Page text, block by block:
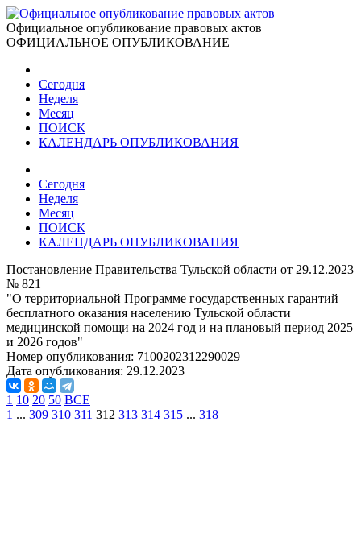
Официальное опубликование правовых актов
ОФИЦИАЛЬНОЕ ОПУБЛИКОВАНИЕ
Сегодня
Неделя
Месяц
ПОИСК
КАЛЕНДАРЬ ОПУБЛИКОВАНИЯ
Сегодня
Неделя
Месяц
ПОИСК
КАЛЕНДАРЬ ОПУБЛИКОВАНИЯ
Постановление Правительства Тульской области от 29.12.2023
№ 821
"О территориальной Программе государственных гарантий
бесплатного оказания населению Тульской области
медицинской помощи на 2024 год и на плановый период 2025
и 2026 годов"
Номер опубликования: 7100202312290029
Дата опубликования: 29.12.2023
1 10 20 50 ВСЕ
1 ... 309 310 311 312 313 314 315 ... 318